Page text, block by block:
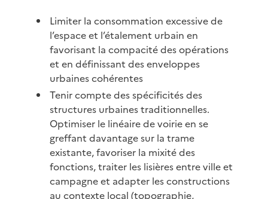
Limiter la consommation excessive de
l’espace et l’étalement urbain en
favorisant la compacité des opérations
et en définissant des enveloppes
urbaines cohérentes
Tenir compte des spécificités des
structures urbaines traditionnelles.
Optimiser le linéaire de voirie en se
greffant davantage sur la trame
existante, favoriser la mixité des
fonctions, traiter les lisières entre ville et
campagne et adapter les constructions
au contexte local (topographie,